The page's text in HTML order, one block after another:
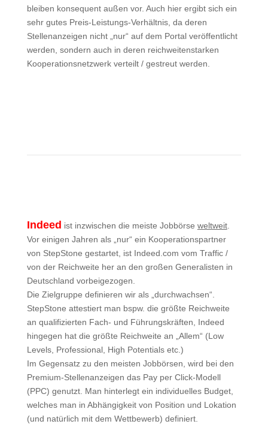
bleiben konsequent außen vor. Auch hier ergibt sich ein
sehr gutes Preis-Leistungs-Verhältnis, da deren
Stellenanzeigen nicht „nur“ auf dem Portal veröffentlicht
werden, sondern auch in deren reichweitenstarken
Kooperationsnetzwerk verteilt / gestreut werden.
Indeed ist inzwischen die meiste Jobbörse weltweit.
Vor einigen Jahren als „nur“ ein Kooperationspartner
von StepStone gestartet, ist Indeed.com vom Traffic /
von der Reichweite her an den großen Generalisten in
Deutschland vorbeigezogen.
Die Zielgruppe definieren wir als „durchwachsen“.
StepStone attestiert man bspw. die größte Reichweite
an qualifizierten Fach- und Führungskräften, Indeed
hingegen hat die größte Reichweite an „Allem“ (Low
Levels, Professional, High Potentials etc.)
Im Gegensatz zu den meisten Jobbörsen, wird bei den
Premium-Stellenanzeigen das Pay per Click-Modell
(PPC) genutzt. Man hinterlegt ein individuelles Budget,
welches man in Abhängigkeit von Position und Lokation
(und natürlich mit dem Wettbewerb) definiert.